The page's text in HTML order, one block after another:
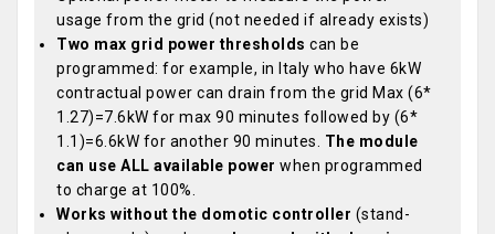
usage from the grid (not needed if already exists)
Two max grid power thresholds can be
programmed: for example, in Italy who have 6kW
contractual power can drain from the grid Max (6*
1.27)=7.6kW for max 90 minutes followed by (6*
1.1)=6.6kW for another 90 minutes. The module
can use ALL available power when programmed
to charge at 100%.
Works without the domotic controller (stand-